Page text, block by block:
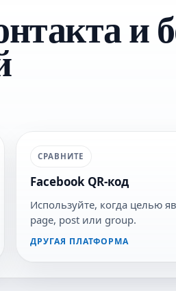
и
СРАВНИТЕ
Facebook QR-код
Используйте, когда целью
page, post или group.
ДРУГАЯ ПЛАТФОРМА